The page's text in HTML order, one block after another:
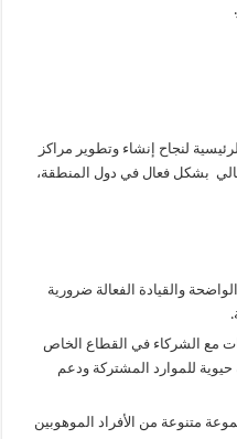
لنجاح إنشاء وتطوير مراكز
بشكل فعال في دول المنطقة،
والقيادة الفعالة ضرورية
مع الشركاء في القطاع الخاص
للموارد المشتركة ودعم
متنوعة من الأفراد الموهوبين